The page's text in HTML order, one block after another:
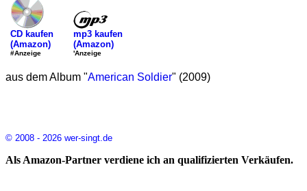
CD kaufen
(Amazon)
#Anzeige
mp3 kaufen
(Amazon)
'Anzeige
aus dem Album "American Soldier" (2009)
© 2008 - 2026 wer-singt.de
Als Amazon-Partner verdiene ich an qualifizierten Verkäufen.